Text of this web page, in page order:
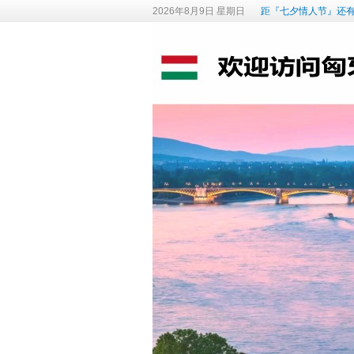
2026年8月9日 星期日 距『七夕情人节』还